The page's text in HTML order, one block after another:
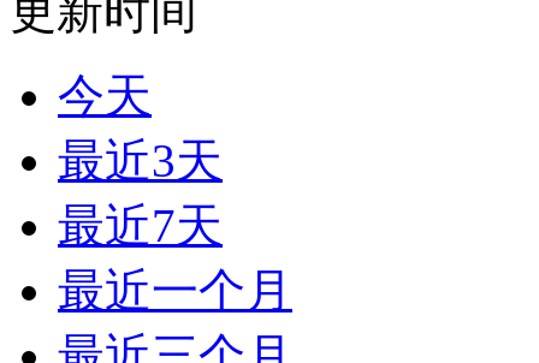
更新时间
今天
最近3天
最近7天
最近一个月